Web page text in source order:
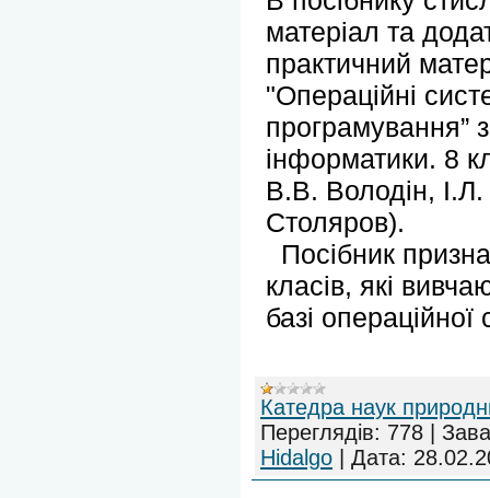
матеріал та
практичний
"Операційні
програмування”
інформатики. 8
В.В. Володін,
Столяров).
Посібник
класів, які
базі
Катедра наук
Переглядів: 778
Hidalgo
Дата: